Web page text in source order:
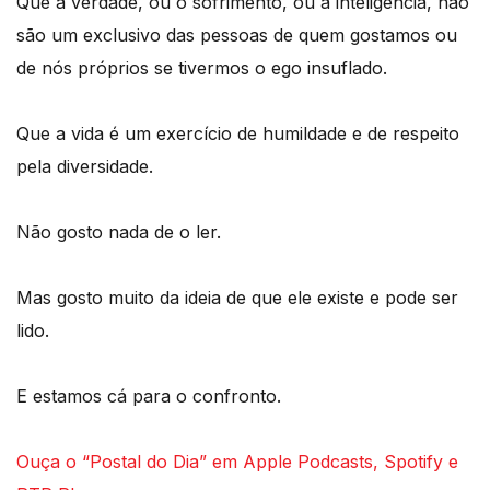
são um exclusivo das pessoas de quem gostamos ou
de nós próprios se tivermos o ego insuflado.
Que a vida é um exercício de humildade e de respeito
pela diversidade.
Não gosto nada de o ler.
Mas gosto muito da ideia de que ele existe e pode ser
lido.
E estamos cá para o confronto.
Ouça o “Postal do Dia” em Apple Podcasts, Spotify e